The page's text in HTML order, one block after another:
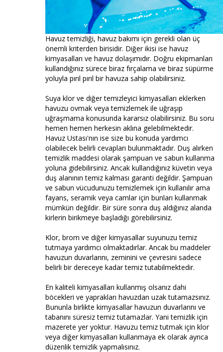
Havuz temizliği, havuz bakımı için gerekli olan üç
önemli kriterden birisidir. Diğer ikisi ise havuz
kimyasalları ve havuz dolaşımıdır. Doğru ekipmanları
kullandığınız sürece biraz fırçalama ve biraz süpürme
yoluyla pırıl pırıl bir havuza sahip olabilirsiniz.
Suya klor ve diğer temizleyici kimyasalları eklerken
havuzu ovmak veya temizlemek ile uğraşıp
uğraşmama konusunda kararsız olabilirsiniz. Bu soru
hemen hemen herkesin aklına gelebilmektedir.
Havuz Ustası'nın ise size bu konuda yardımcı
olabilecek belirli cevapları bulunmaktadır. Duş alırken
temizlik maddesi olarak şampuan ve sabun kullanma
yoluna gidebilirsiniz. Ancak kullandığınız küvetin veya
duş alanının temiz kalması garanti değildir. Şampuan
ve sabun vücudunuzu temizlemek için kullanılır ama
fayans, seramik veya camlar için bunları kullanmak
mümkün değildir. Bir süre sonra duş aldığınız alanda
kirlerin birikmeye başladığı görebilirsiniz.
Klor, brom ve diğer kimyasallar suyunuzu temiz
tutmaya yardımcı olmaktadırlar. Ancak bu maddeler
havuzun duvarlarını, zeminini ve çevresini sadece
belirli bir dereceye kadar temiz tutabilmektedir.
En kaliteli kimyasalları kullanmış olsanız dahi
böcekleri ve yaprakları havuzdan uzak tutamazsınız.
Bununla birlikte kimyasallar havuzun duvarlarını ve
tabanını süresiz temiz tutamazlar. Yani temizlik için
mazerete yer yoktur. Havuzu temiz tutmak için klor
veya diğer kimyasalları kullanmaya ek olarak ayrıca
düzenlik temizlik yapmalısınız.